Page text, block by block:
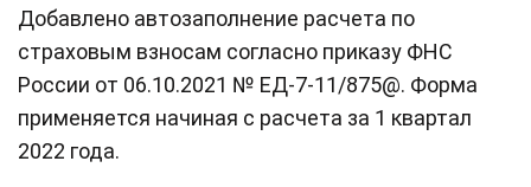
Добавлено автозаполнение расчета по
страховым взносам согласно приказу ФНС
России от 06.10.2021 № ЕД-7-11/875@. Форма
применяется начиная с расчета за 1 квартал
2022 года.